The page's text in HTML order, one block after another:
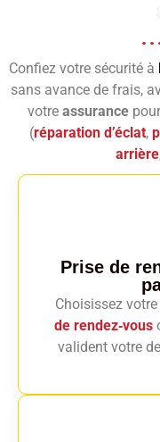
Confiez votre sécurité à
sans avance de frais,
votre assurance
(réparation d’éclat,
arrière
Prise de
Choisissez
de rendez‑vous
valident votre